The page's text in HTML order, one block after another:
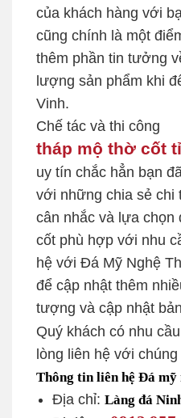
của khách hàng với
cũng chính là một
thêm phần tin tưởng
lượng sản phẩm khi
Vinh.
Chế tác và thi công
tháp mộ thờ cốt
uy tín chắc hẳn bạn
với những chia sẻ chi
cân nhắc và lựa
cốt phù hợp với nhu
hệ với Đá Mỹ Nghệ
để cập nhật thêm
tượng và cập nhật
Quý khách có nhu cầu
lòng liên hệ với
Thông tin liên hệ Đá mỹ
Địa chỉ: Làng đá